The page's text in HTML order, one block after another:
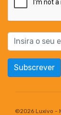
Subscrever
©2026 Luxivo -